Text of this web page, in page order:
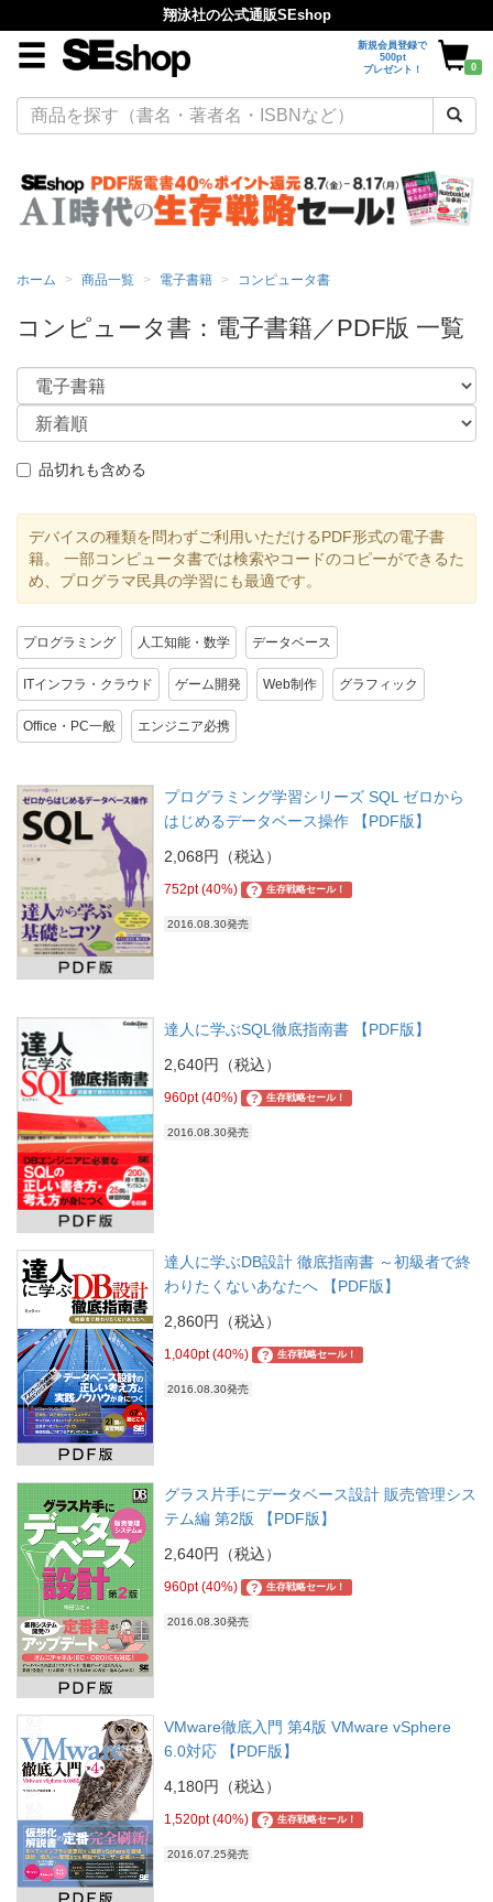
翔泳社の公式通販SEshop
新規会員登録で
500pt
プレゼント！
0
ホーム 商品一覧 電子書籍 コンピュータ書
コンピュータ書：電子書籍／PDF版 一覧
品切れも含める
デバイスの種類を問わずご利用いただけるPDF形式の電子書
籍。 一部コンピュータ書では検索やコードのコピーができるた
め、プログラマ民具の学習にも最適です。
プログラミング 人工知能・数学 データベース
ITインフラ・クラウド ゲーム開発 Web制作 グラフィック
Office・PC一般 エンジニア必携
プログラミング学習シリーズ SQL ゼロから
はじめるデータベース操作 【PDF版】
2,068円（税込）
752pt (40%) ? 生存戦略セール！
2016.08.30発売
達人に学ぶSQL徹底指南書 【PDF版】
2,640円（税込）
960pt (40%) ? 生存戦略セール！
2016.08.30発売
達人に学ぶDB設計 徹底指南書 ～初級者で終
わりたくないあなたへ 【PDF版】
2,860円（税込）
1,040pt (40%) ? 生存戦略セール！
2016.08.30発売
グラス片手にデータベース設計 販売管理シス
テム編 第2版 【PDF版】
2,640円（税込）
960pt (40%) ? 生存戦略セール！
2016.08.30発売
VMware徹底入門 第4版 VMware vSphere
6.0対応 【PDF版】
4,180円（税込）
1,520pt (40%) ? 生存戦略セール！
2016.07.25発売